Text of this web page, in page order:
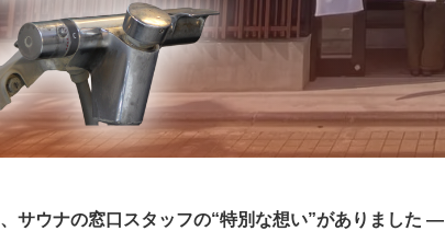
サウナの窓口スタッフの“特別な想い”がありました —